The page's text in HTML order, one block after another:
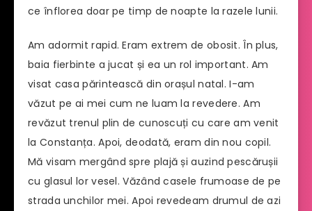
ce înflorea doar pe timp de noapte la razele lunii.
Am adormit rapid. Eram extrem de obosit. În plus,
baia fierbinte a jucat și ea un rol important. Am
visat casa părintească din orașul natal. I-am
văzut pe ai mei cum ne luam la revedere. Am
revăzut trenul plin de cunoscuți cu care am venit
la Constanța. Apoi, deodată, eram din nou copil.
Mă visam mergând spre plajă și auzind pescărușii
cu glasul lor vesel. Văzând casele frumoase de pe
strada unchilor mei. Apoi revedeam drumul de azi